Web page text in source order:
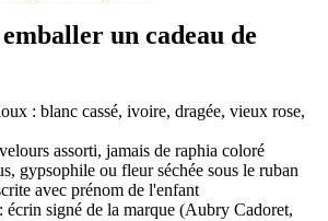
un cadeau de
: blanc cassé, ivoire, dragée, vieux rose,
assorti, jamais de raphia coloré
gypsophile ou fleur séchée sous le ruban
avec prénom de l'enfant
écrin signé de la marque (Aubry Cadoret,